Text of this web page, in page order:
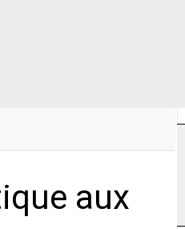
aux